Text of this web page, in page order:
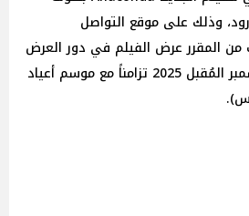
وذلك على موقع التواصل
من المقرر عرض الفيلم في دور العرض
السينمائية يوم 25 ديسمبر المُقبل 2025 تزامناً مع موسم أعياد